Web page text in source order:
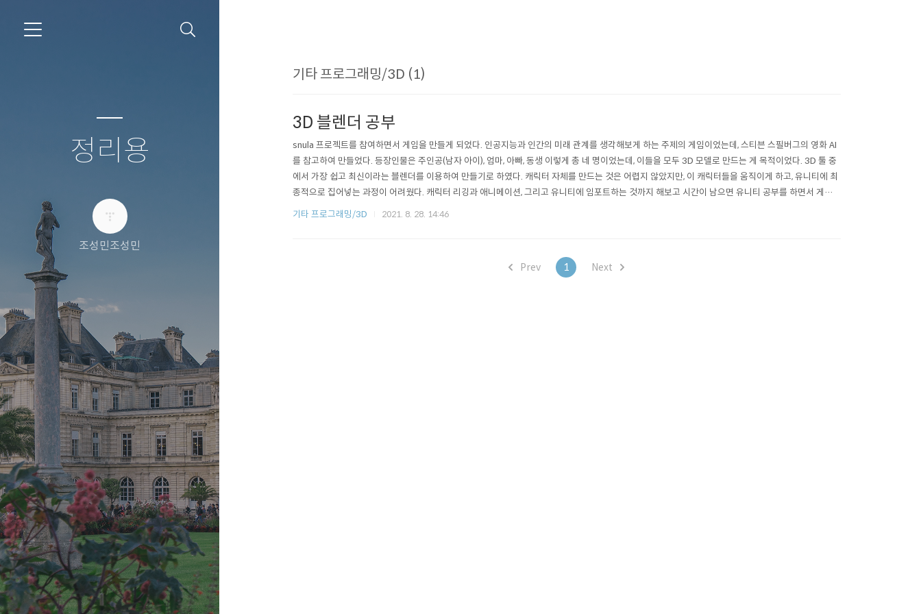
정리용
조성민조성민
기타 프로그래밍/3D (1)
3D 블렌더 공부
snula 프로젝트를 참여하면서 게임을 만들게 되었다. 인공지능과 인간의 미래 관계를 생각해보게 하는 주제의 게임이었는데, 스티븐 스필버그의 영화 AI
를 참고하여 만들었다. 등장인물은 주인공(남자 아이), 엄마, 아빠, 동생 이렇게 총 네 명이었는데, 이들을 모두 3D 모델로 만드는 게 목적이었다. 3D 툴 중
에서 가장 쉽고 최신이라는 블렌더를 이용하여 만들기로 하였다. 캐릭터 자체를 만드는 것은 어렵지 않았지만, 이 캐릭터들을 움직이게 하고, 유니티에 최
종적으로 집어넣는 과정이 어려웠다. 캐릭터 리깅과 애니메이션, 그리고 유니티에 임포트하는 것까지 해보고 시간이 남으면 유니티 공부를 하면서 게임도
만드는 것이 이 카테고리의 목적이다.
기타 프로그래밍/3D 2021. 8. 28. 14:46
Prev 1 Next